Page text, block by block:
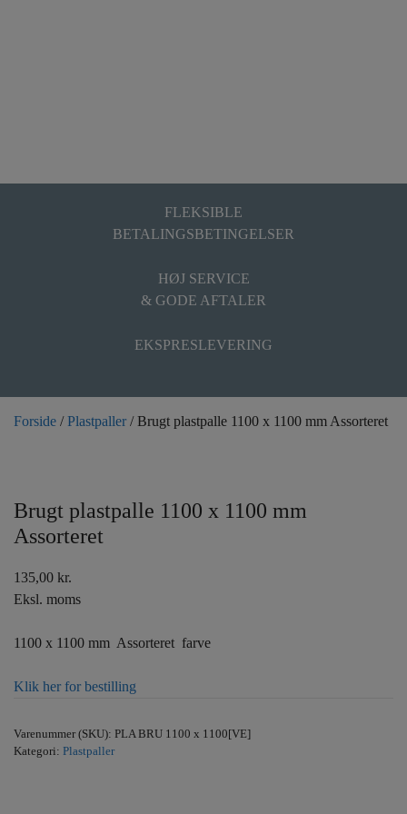
FLEKSIBLE
BETALINGSBETINGELSER
HØJ SERVICE
& GODE AFTALER
EKSPRESLEVERING
Forside /Plastpaller / Brugt plastpalle 1100 x 1100 mm Assorteret
Brugt plastpalle 1100 x 1100 mm
Assorteret
135,00 kr.
Eksl. moms
1100 x 1100 mm Assorteret farve
Klik her for bestilling
Varenummer (SKU): PLA BRU 1100 x 1100[VE]
Kategori: Plastpaller